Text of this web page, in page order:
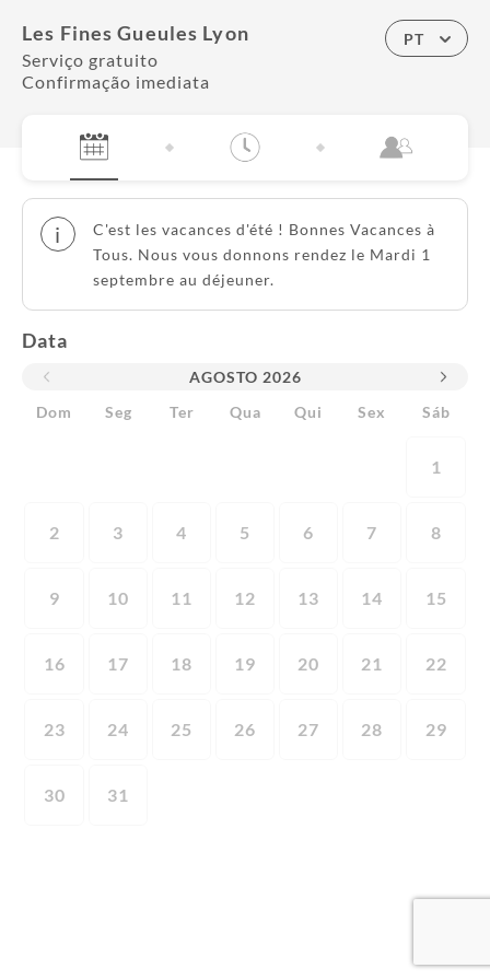
Les Fines Gueules Lyon
Serviço gratuito
Confirmação imediata
PT
i
C'est les vacances d'été ! Bonnes Vacances à
Tous. Nous vous donnons rendez le Mardi 1
septembre au déjeuner.
Data
AGOSTO 2026
Dom
Seg Ter Qua Qui Sex Sáb
1
2 3 4 5 6 7 8
9 10 11 12 13 14 15
16 17 18 19 20 21 22
23 24 25 26 27 28 29
30 31